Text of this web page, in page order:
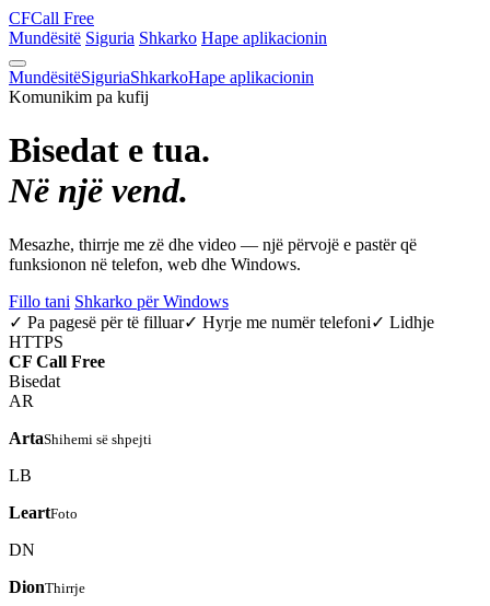
CFCall Free
Mundësitë Siguria Shkarko Hape aplikacionin
MundësitëSiguriaShkarkoHape aplikacionin
Komunikim pa kufij
Bisedat e tua.
Në një vend.
Mesazhe, thirrje me zë dhe video — një përvojë e pastër që
funksionon në telefon, web dhe Windows.
Fillo tani Shkarko për Windows
✓ Pa pagesë për të filluar✓ Hyrje me numër telefoni✓ Lidhje
HTTPS
CF Call Free
Bisedat
AR
ArtaShihemi së shpejti
LB
LeartFoto
DN
DionThirrje